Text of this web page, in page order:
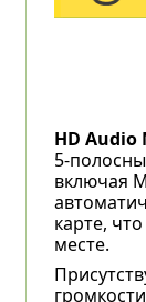
HD Audio
5-
включая
карте,
месте.